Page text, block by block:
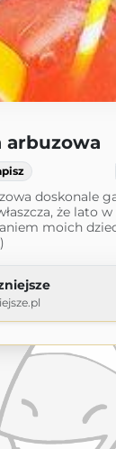
arbuzowa
doskonale
że lato
moich